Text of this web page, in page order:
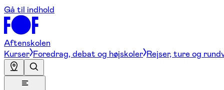
Gå til indhold
Aftenskolen
Kurser Foredrag, debat og højskoler Rejser, ture og